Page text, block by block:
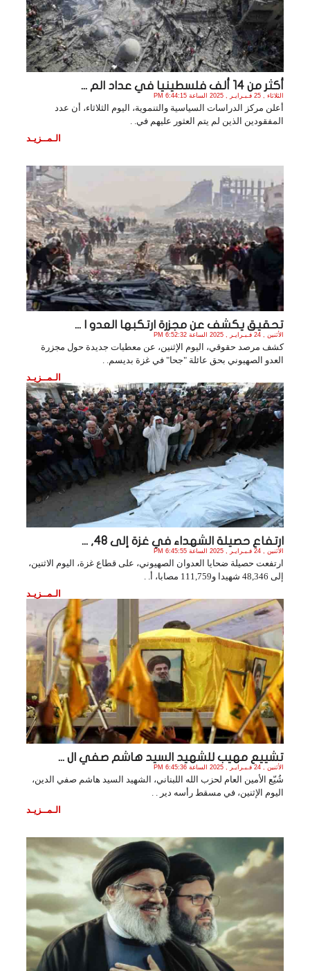
أكثر من 14 ألف فلسطينيا في عداد الم ...
الثلاثاء , 25 فـبـرايـر , 2025 الساعة 6:44:15 PM
أعلن مركز الدراسات السياسية والتنموية، اليوم الثلاثاء، أن عدد
المفقودين الذين لم يتم العثور عليهم في. .
الـمــزيـد
تحقيق يكشف عن مجزرة ارتكبها العدو ا ...
الأثنين , 24 فـبـرايـر , 2025 الساعة 6:52:32 PM
كشف مرصد حقوقي، اليوم الإثنين، عن معطيات جديدة حول مجزرة
العدو الصهيوني بحق عائلة "جحا" في غزة بديسم. .
الـمــزيـد
ارتفاع حصيلة الشهداء في غزة إلى 48, ...
الأثنين , 24 فـبـرايـر , 2025 الساعة 6:45:55 PM
ارتفعت حصيلة ضحايا العدوان الصهيوني، على قطاع غزة، اليوم الاثنين،
إلى 48,346 شهيدا و111,759 مصابا، أ. .
الـمــزيـد
تشييع مهيب للشهيد السيد هاشم صفي ال ...
الأثنين , 24 فـبـرايـر , 2025 الساعة 6:45:36 PM
شُيّع الأمين العام لحزب الله اللبناني، الشهيد السيد هاشم صفي الدين،
اليوم الإثنين، في مسقط رأسه دير . .
الـمــزيـد